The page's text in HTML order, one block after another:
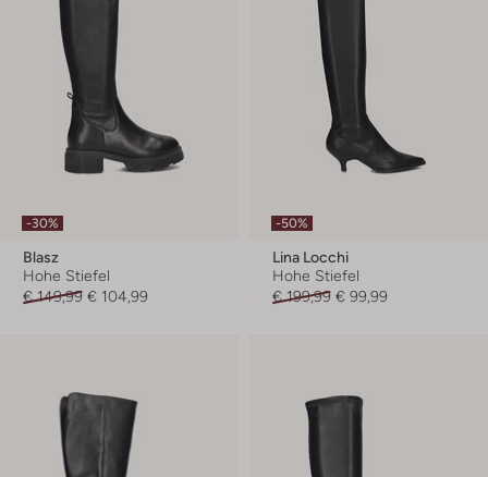
-30%
Blasz
Hohe Stiefel
€ 149,99 € 104,99
-50%
Lina Locchi
Hohe Stiefel
€ 199,99 € 99,99